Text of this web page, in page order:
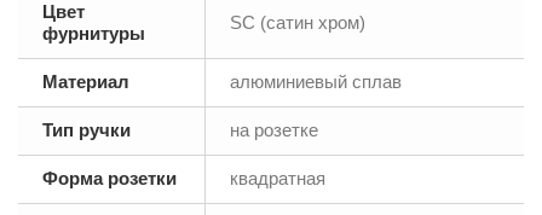
Цвет
фурнитуры
SC (сатин хром)
Материал алюминиевый сплав
Тип ручки на розетке
Форма розетки квадратная